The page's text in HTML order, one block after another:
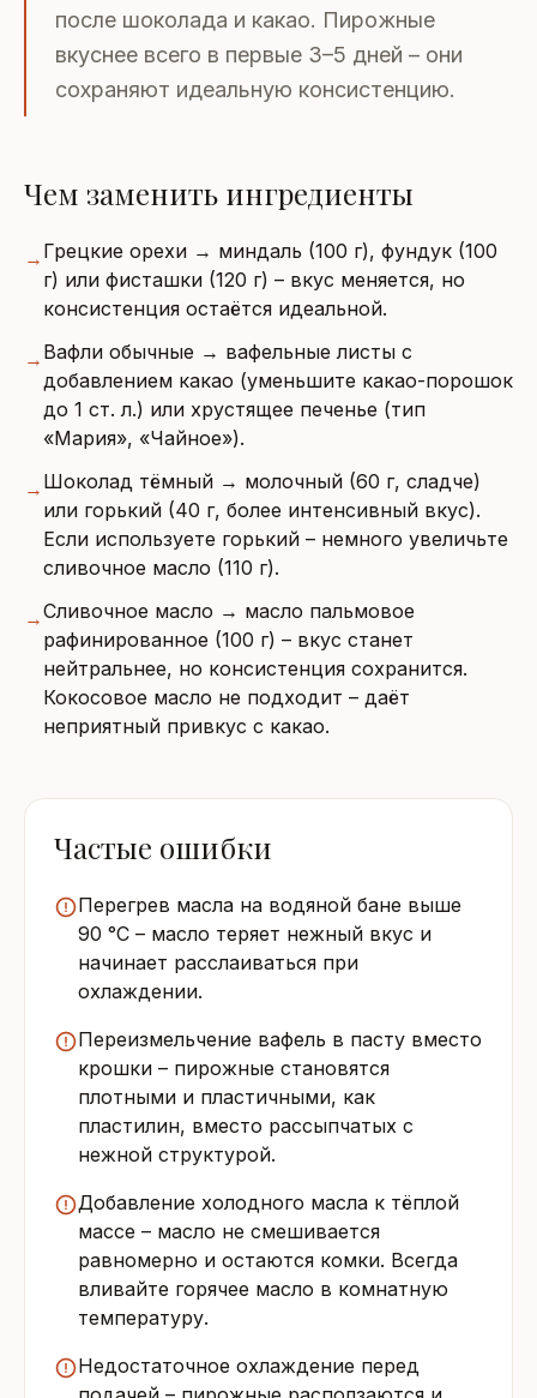
после шоколада и какао. Пирожные
вкуснее всего в первые 3–5 дней – они
сохраняют идеальную консистенцию.
Чем заменить ингредиенты
→ Грецкие орехи → миндаль (100 г), фундук (100
г) или фисташки (120 г) – вкус меняется, но
консистенция остаётся идеальной.
→ Вафли обычные → вафельные листы с
добавлением какао (уменьшите какао-порошок
до 1 ст. л.) или хрустящее печенье (тип
«Мария», «Чайное»).
→ Шоколад тёмный → молочный (60 г, сладче)
или горький (40 г, более интенсивный вкус).
Если используете горький – немного увеличьте
сливочное масло (110 г).
→Сливочное масло → масло пальмовое
рафинированное (100 г) – вкус станет
нейтральнее, но консистенция сохранится.
Кокосовое масло не подходит – даёт
неприятный привкус с какао.
Частые ошибки
Перегрев масла на водяной бане выше
90 °C – масло теряет нежный вкус и
начинает расслаиваться при
охлаждении.
Переизмельчение вафель в пасту вместо
крошки – пирожные становятся
плотными и пластичными, как
пластилин, вместо рассыпчатых с
нежной структурой.
Добавление холодного масла к тёплой
массе – масло не смешивается
равномерно и остаются комки. Всегда
вливайте горячее масло в комнатную
температуру.
Недостаточное охлаждение перед